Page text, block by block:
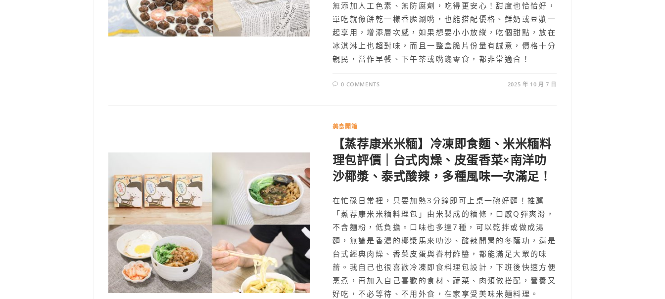
無添加人工色素、無防腐劑，吃得更安心！甜度也恰恰好，
單吃就像餅乾一樣香脆涮嘴，也能搭配優格、鮮奶或豆漿一
起享用，增添層次感，如果想要小小放縱，吃個甜點，放在
冰淇淋上也超對味，而且一整盒脆片份量有誠意，價格十分
親民，當作早餐、下午茶或嘴饞零食，都非常適合！
0 COMMENTS 2025 年 10 月 7 日
美食開箱
【蒸荐康米米糆】冷凍即食麵、米米糆料
理包評價｜台式肉燥、皮蛋香菜×南洋叻
沙椰漿、泰式酸辣，多種風味一次滿足！
在忙碌日常裡，只要加熱3分鐘即可上桌一碗好麵！推薦
「蒸荐康米米糆料理包」由米製成的糆條，口感Q彈爽滑，
不含麵粉，低負擔。口味也多達7種，可以乾拌或做成湯
麵，無論是香濃的椰漿馬來叻沙、酸辣開胃的冬蔭功，還是
台式經典肉燥、香菜皮蛋與眷村酢醬，都能滿足大眾的味
蕾。我自己也很喜歡冷凍即食料理包設計，下班後快速方便
烹煮，再加入自己喜歡的食材、蔬菜、肉類做搭配，營養又
好吃，不必等待、不用外食，在家享受美味米麵料理。